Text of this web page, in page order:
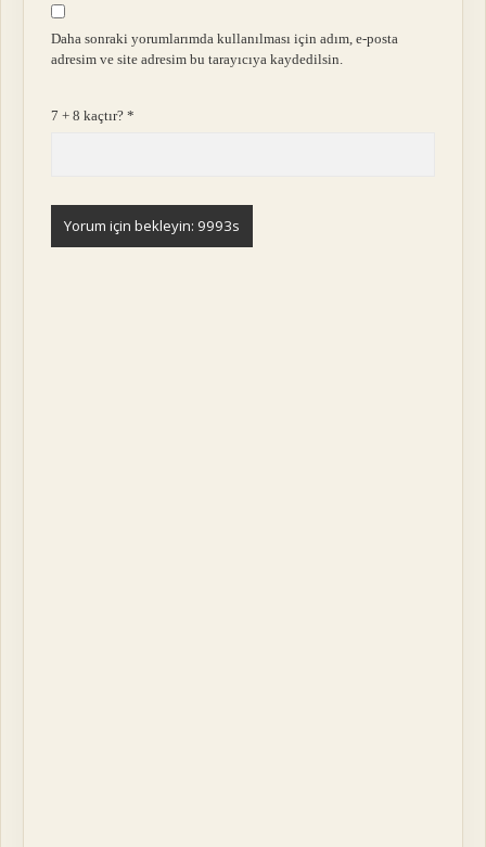
Daha sonraki yorumlarımda kullanılması için adım, e-posta
adresim ve site adresim bu tarayıcıya kaydedilsin.
7 + 8 kaçtır?*